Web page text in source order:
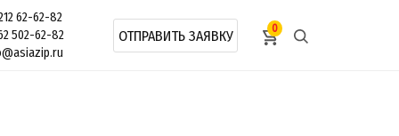
62-62-82
502-62-82
ОТПРАВИТЬ ЗАЯВКУ 0